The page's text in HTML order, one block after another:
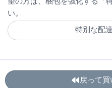
い。
特別な配
戻って買